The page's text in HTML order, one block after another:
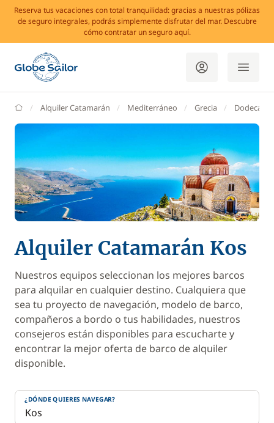
Reserva tus vacaciones con total tranquilidad: gracias a nuestras pólizas
de seguro integrales, podrás simplemente disfrutar del mar. Descubre
cómo contratar un seguro aquí.
GlobeSailor
Alquiler Catamarán Mediterráneo Grecia
Alquiler Catamarán Kos
Nuestros equipos seleccionan los mejores barcos
para alquilar en cualquier destino. Cualquiera que
sea tu proyecto de navegación, modelo de barco,
compañeros a bordo o tus habilidades, nuestros
consejeros están disponibles para escucharte y
encontrar la mejor oferta de barco de alquiler
disponible.
¿DÓNDE QUIERES NAVEGAR?